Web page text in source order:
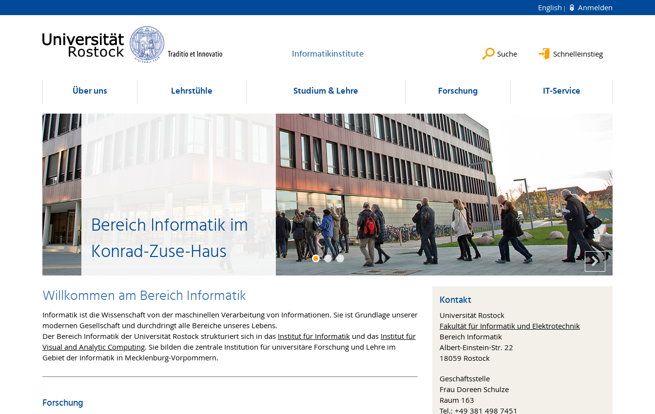
English Anmelden
Informatikinstitute Suche Schnelleinstieg
Über uns Lehrstühle Studium & Lehre Forschung IT-Service
Bereich Informatik im
Konrad-Zuse-Haus
Willkommen am Bereich Informatik
Informatik ist die Wissenschaft von der maschinellen Verarbeitung von Informationen. Sie ist Grundlage unserer
modernen Gesellschaft und durchdringt alle Bereiche unseres Lebens.
Der Bereich Informatik der Universität Rostock strukturiert sich in das Institut für Informatik und das Institut für
Visual and Analytic Computing. Sie bilden die zentrale Institution für universitäre Forschung und Lehre im
Gebiet der Informatik in Mecklenburg-Vorpommern.
Forschung
Kontakt
Universität Rostock
Fakultät für Informatik und Elektrotechnik
Bereich Informatik
Albert-Einstein-Str. 22
18059 Rostock
Geschäftsstelle
Frau Doreen Schulze
Raum 163
Tel.: +49 381 498 7451